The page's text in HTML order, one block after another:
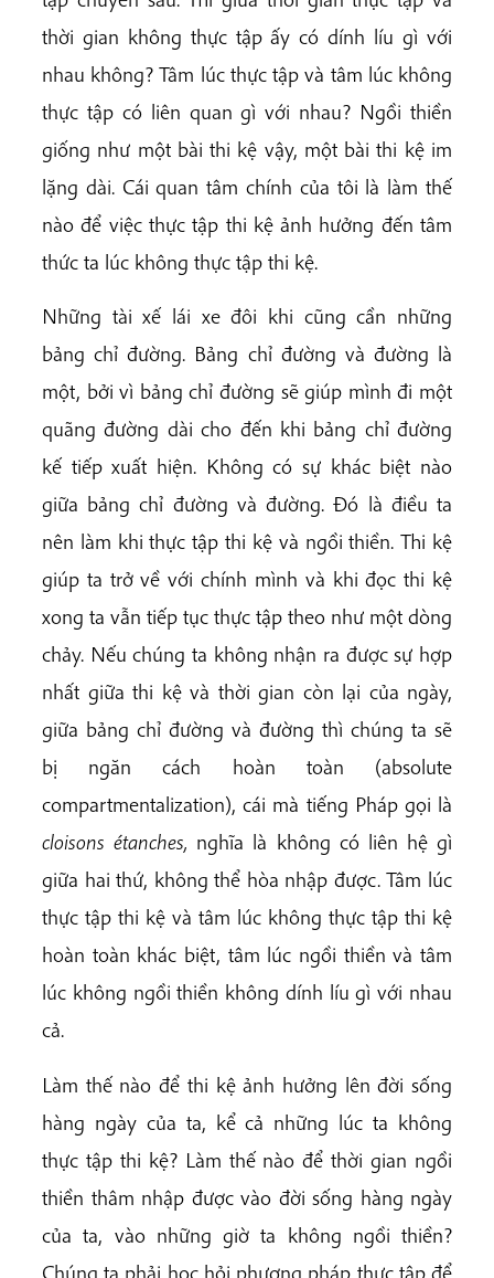
thời gian không thực tập ấy có dính líu gì với
nhau không? Tâm lúc thực tập và tâm lúc không
thực tập có liên quan gì với nhau? Ngồi thiền
giống như một bài thi kệ vậy, một bài thi kệ im
lặng dài. Cái quan tâm chính của tôi là làm thế
nào để việc thực tập thi kệ ảnh hưởng đến tâm
thức ta lúc không thực tập thi kệ.
Những tài xế lái xe đôi khi cũng cần những
bảng chỉ đường. Bảng chỉ đường và đường là
một, bởi vì bảng chỉ đường sẽ giúp mình đi một
quãng đường dài cho đến khi bảng chỉ đường
kế tiếp xuất hiện. Không có sự khác biệt nào
giữa bảng chỉ đường và đường. Đó là điều ta
nên làm khi thực tập thi kệ và ngồi thiền. Thi kệ
giúp ta trở về với chính mình và khi đọc thi kệ
xong ta vẫn tiếp tục thực tập theo như một dòng
chảy. Nếu chúng ta không nhận ra được sự hợp
nhất giữa thi kệ và thời gian còn lại của ngày,
giữa bảng chỉ đường và đường thì chúng ta sẽ
bị ngăn cách hoàn toàn (absolute
compartmentalization), cái mà tiếng Pháp gọi là
cloisons étanches, nghĩa là không có liên hệ gì
giữa hai thứ, không thể hòa nhập được. Tâm lúc
thực tập thi kệ và tâm lúc không thực tập thi kệ
hoàn toàn khác biệt, tâm lúc ngồi thiền và tâm
lúc không ngồi thiền không dính líu gì với nhau
cả.
Làm thế nào để thi kệ ảnh hưởng lên đời sống
hàng ngày của ta, kể cả những lúc ta không
thực tập thi kệ? Làm thế nào để thời gian ngồi
thiền thâm nhập được vào đời sống hàng ngày
của ta, vào những giờ ta không ngồi thiền?
Chúng ta phải học hỏi phương pháp thực tập để